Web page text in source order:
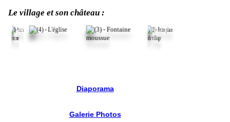
Le village et son château :
Diaporama
Galerie Photos